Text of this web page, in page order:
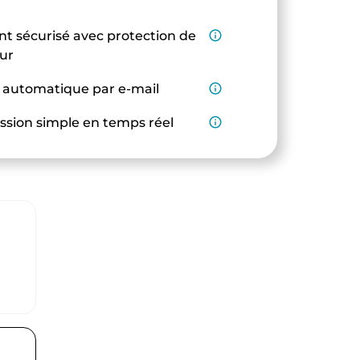
sécurisé avec protection de
info_outline
automatique par e-mail info_outline
simple en temps réel info_outline